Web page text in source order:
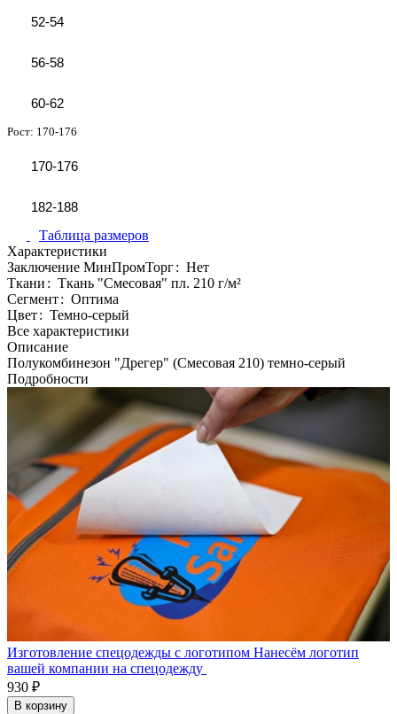
52-54
56-58
60-62
Рост: 170-176
170-176
182-188
Таблица размеров
Характеристики
Заключение МинПромТорг: Нет
Ткани: Ткань "Смесовая" пл. 210 г/м²
Сегмент: Оптима
Цвет: Темно-серый
Все характеристики
Описание
Полукомбинезон "Дрегер" (Смесовая 210) темно-серый
Подробности
Изготовление спецодежды с логотипом Нанесём логотип
вашей компании на спецодежду
930 ₽
В корзину